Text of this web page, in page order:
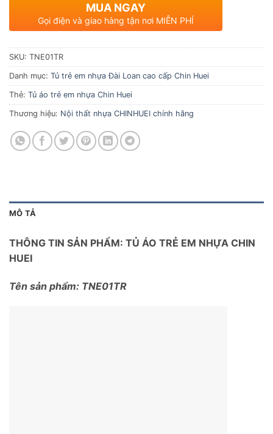
MUA NGAY
Gọi điện và giao hàng tận nơi MIỄN PHÍ
SKU: TNE01TR
Danh mục: Tủ trẻ em nhựa Đài Loan cao cấp Chin Huei
Thẻ: Tủ áo trẻ em nhựa Chin Huei
Thương hiệu: Nội thất nhựa CHINHUEI chính hãng
MÔ TẢ
THÔNG TIN SẢN PHẨM: TỦ ÁO TRẺ EM NHỰA CHIN
HUEI
Tên sản phẩm: TNE01TR